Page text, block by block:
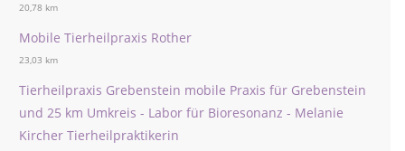
20,78 km
Mobile Tierheilpraxis Rother
23,03 km
Tierheilpraxis Grebenstein mobile Praxis für Grebenstein
und 25 km Umkreis - Labor für Bioresonanz - Melanie
Kircher Tierheilpraktikerin